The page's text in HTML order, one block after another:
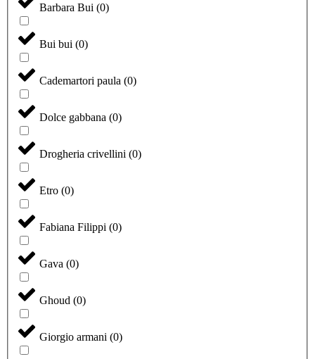
Barbara Bui (0)
Bui bui (0)
Cademartori paula (0)
Dolce gabbana (0)
Drogheria crivellini (0)
Etro (0)
Fabiana Filippi (0)
Gava (0)
Ghoud (0)
Giorgio armani (0)